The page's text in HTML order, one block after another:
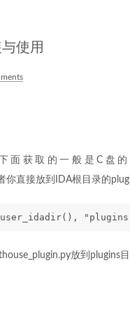
使用
面获取的一般是C盘的
直接放到IDA根目录的
放到plugins目